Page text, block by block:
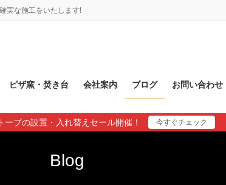
実な施工をいたします!
ピザ窯・焚き台 会社案内 ブログ お問い合わせ
ブの設置・入れ替えセール開催！ 今すぐチェック
Blog